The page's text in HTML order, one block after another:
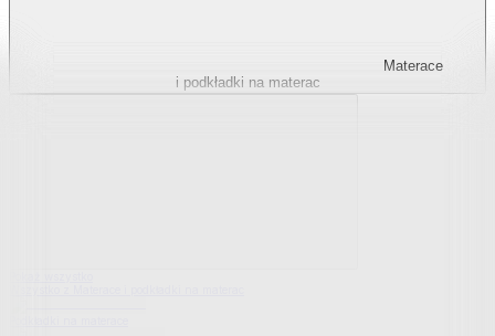
Materace
i podkładki na materac